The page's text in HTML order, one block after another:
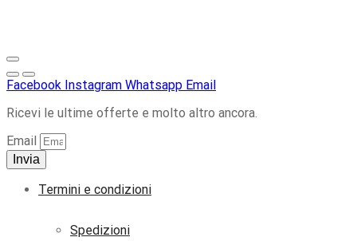
Facebook Instagram Whatsapp Email
Ricevi le ultime offerte e molto altro ancora.
Email
Invia
Termini e condizioni
Spedizioni